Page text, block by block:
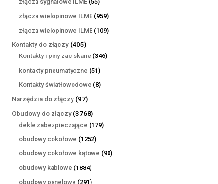
złącza sygnałowe ILME 55
produktów
złącza wielopinowe ILME 959959
produktów
złącza wielopinowe ILME 109109
Kontakty do złączy 405405
produktów
Kontakty i piny zaciskane 346346
kontakty pneumatyczne 5151
produktów
Kontakty światłowodowe 88
Narzędzia do złączy 9797
produktów
Obudowy do złączy 37683768
produktów
dekle zabezpieczające 179179
obudowy cokołowe 12521252
produkty
obudowy cokołowe kątowe 9090
obudowy kablowe 18841884
produkty
obudowy panelowe 291291